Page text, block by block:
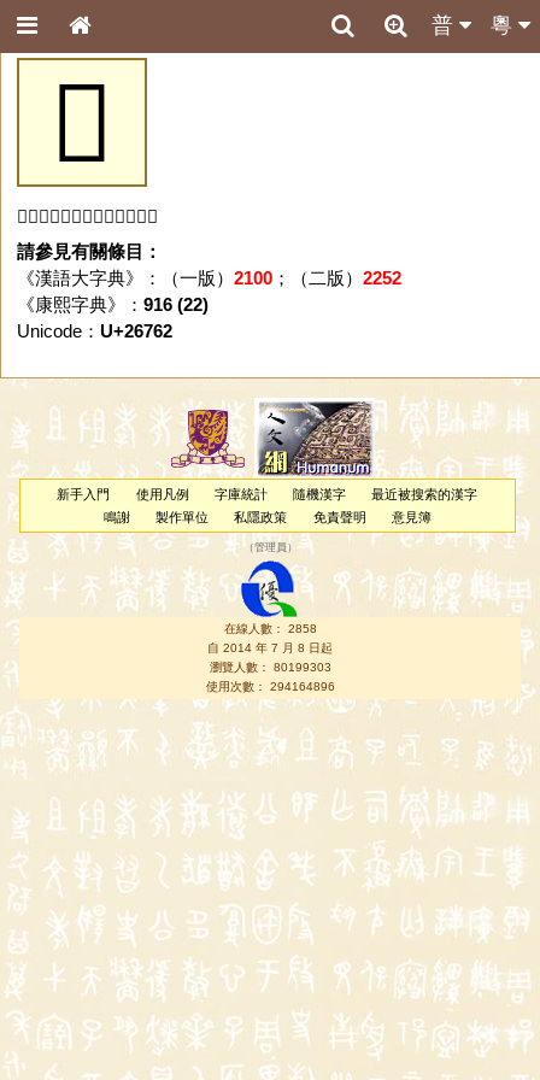
粵
普
𦝢
「𦝢」字未收錄於本資料庫。
請參見有關條目：
《漢語大字典》：（一版） 2100；（二版） 2252
《康熙字典》： 916 (22)
Unicode： U+26762
新手入門 使用凡例 字庫統計 隨機漢字
最近被搜索的漢字
鳴謝
製作單位 私隱政策 免責聲明 意見簿
（管理員 ）
在線人數： 2858
自 2014 年 7 月 8 日起
瀏覽人數： 80199303
使用次數： 294164896